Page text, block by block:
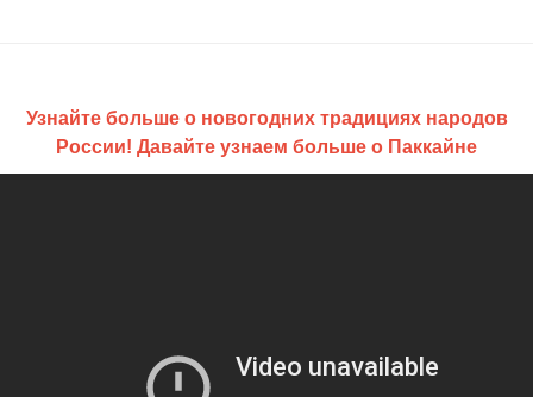
Узнайте больше о новогодних традициях народов
России! Давайте узнаем больше о Паккайне